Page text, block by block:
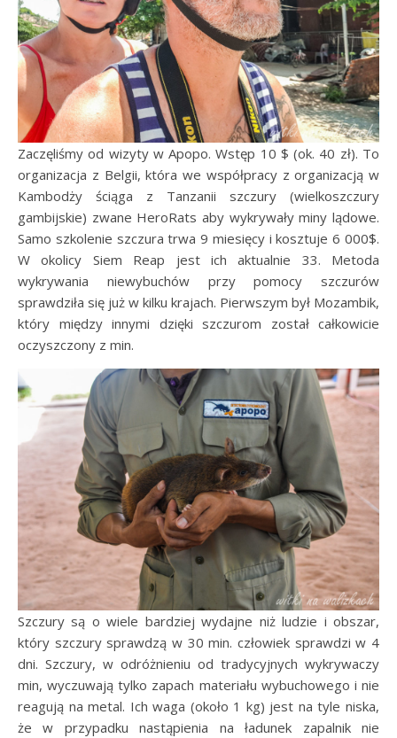
Zaczęliśmy od wizyty w Apopo. Wstęp 10 $ (ok. 40 zł). To
organizacja z Belgii, która we współpracy z organizacją w
Kambodży ściąga z Tanzanii szczury (wielkoszczury
gambijskie) zwane HeroRats aby wykrywały miny lądowe.
Samo szkolenie szczura trwa 9 miesięcy i kosztuje 6 000$.
W okolicy Siem Reap jest ich aktualnie 33. Metoda
wykrywania niewybuchów przy pomocy szczurów
sprawdziła się już w kilku krajach. Pierwszym był Mozambik,
który między innymi dzięki szczurom został całkowicie
oczyszczony z min.
Szczury są o wiele bardziej wydajne niż ludzie i obszar,
który szczury sprawdzą w 30 min. człowiek sprawdzi w 4
dni. Szczury, w odróżnieniu od tradycyjnych wykrywaczy
min, wyczuwają tylko zapach materiału wybuchowego i nie
reagują na metal. Ich waga (około 1 kg) jest na tyle niska,
że w przypadku nastąpienia na ładunek zapalnik nie